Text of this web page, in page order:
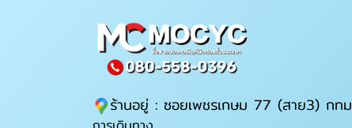
ร้านอยู่ : ซอยเพชรเกษม 77 (สาย3) กทม